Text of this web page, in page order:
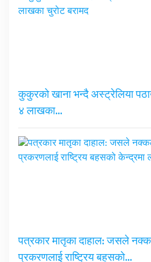
कुकुरको खाना भन्दै अस्ट्रेलिया
४ लाखका…
पत्रकार मातृका दाहाल: जसले
प्रकरणलाई राष्ट्रिय बहसको…